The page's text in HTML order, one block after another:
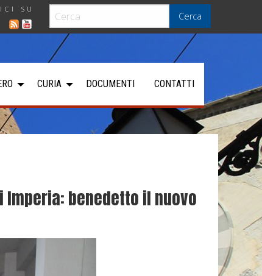
Cerca
SU
CURIA DOCUMENTI CONTATTI
Imperia: benedetto il nuovo